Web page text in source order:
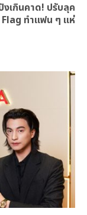
งเกินคาด! ปรับลุค
Flag ทำแฟน ๆ แห่